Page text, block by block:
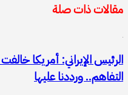
مقالات ذات صلة
الرئيس الإيراني: أمريكا
التفاهم.. ورددنا عليها